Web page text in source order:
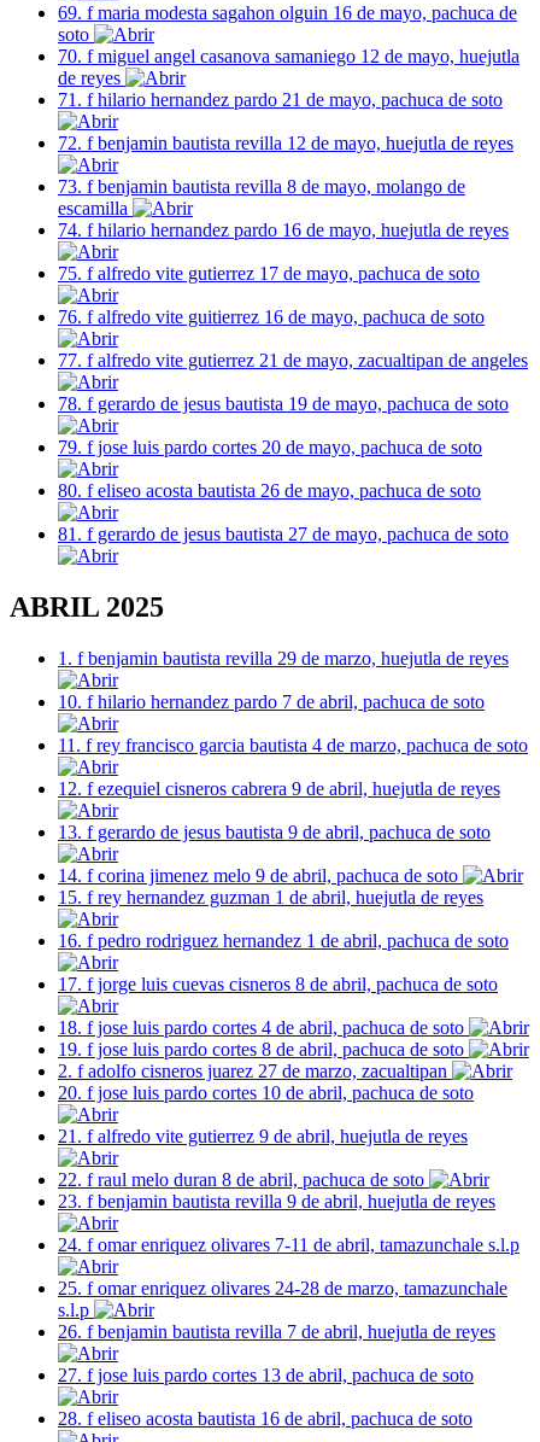
69. f maria modesta sagahon olguin 16 de mayo, pachuca de
soto
70. f miguel angel casanova samaniego 12 de mayo, huejutla
de reyes
71. f hilario hernandez pardo 21 de mayo, pachuca de soto
72. f benjamin bautista revilla 12 de mayo, huejutla de reyes
73. f benjamin bautista revilla 8 de mayo, molango de
escamilla
74. f hilario hernandez pardo 16 de mayo, huejutla de reyes
75. f alfredo vite gutierrez 17 de mayo, pachuca de soto
76. f alfredo vite guitierrez 16 de mayo, pachuca de soto
77. f alfredo vite gutierrez 21 de mayo, zacualtipan de angeles
78. f gerardo de jesus bautista 19 de mayo, pachuca de soto
79. f jose luis pardo cortes 20 de mayo, pachuca de soto
80. f eliseo acosta bautista 26 de mayo, pachuca de soto
81. f gerardo de jesus bautista 27 de mayo, pachuca de soto
ABRIL 2025
1. f benjamin bautista revilla 29 de marzo, huejutla de reyes
10. f hilario hernandez pardo 7 de abril, pachuca de soto
11. f rey francisco garcia bautista 4 de marzo, pachuca de soto
12. f ezequiel cisneros cabrera 9 de abril, huejutla de reyes
13. f gerardo de jesus bautista 9 de abril, pachuca de soto
14. f corina jimenez melo 9 de abril, pachuca de soto
15. f rey hernandez guzman 1 de abril, huejutla de reyes
16. f pedro rodriguez hernandez 1 de abril, pachuca de soto
17. f jorge luis cuevas cisneros 8 de abril, pachuca de soto
18. f jose luis pardo cortes 4 de abril, pachuca de soto
19. f jose luis pardo cortes 8 de abril, pachuca de soto
2. f adolfo cisneros juarez 27 de marzo, zacualtipan
20. f jose luis pardo cortes 10 de abril, pachuca de soto
21. f alfredo vite gutierrez 9 de abril, huejutla de reyes
22. f raul melo duran 8 de abril, pachuca de soto
23. f benjamin bautista revilla 9 de abril, huejutla de reyes
24. f omar enriquez olivares 7-11 de abril, tamazunchale s.l.p
25. f omar enriquez olivares 24-28 de marzo, tamazunchale
s.l.p
26. f benjamin bautista revilla 7 de abril, huejutla de reyes
27. f jose luis pardo cortes 13 de abril, pachuca de soto
28. f eliseo acosta bautista 16 de abril, pachuca de soto